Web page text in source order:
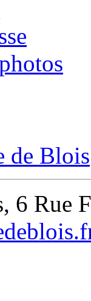
de Blois
6 Rue